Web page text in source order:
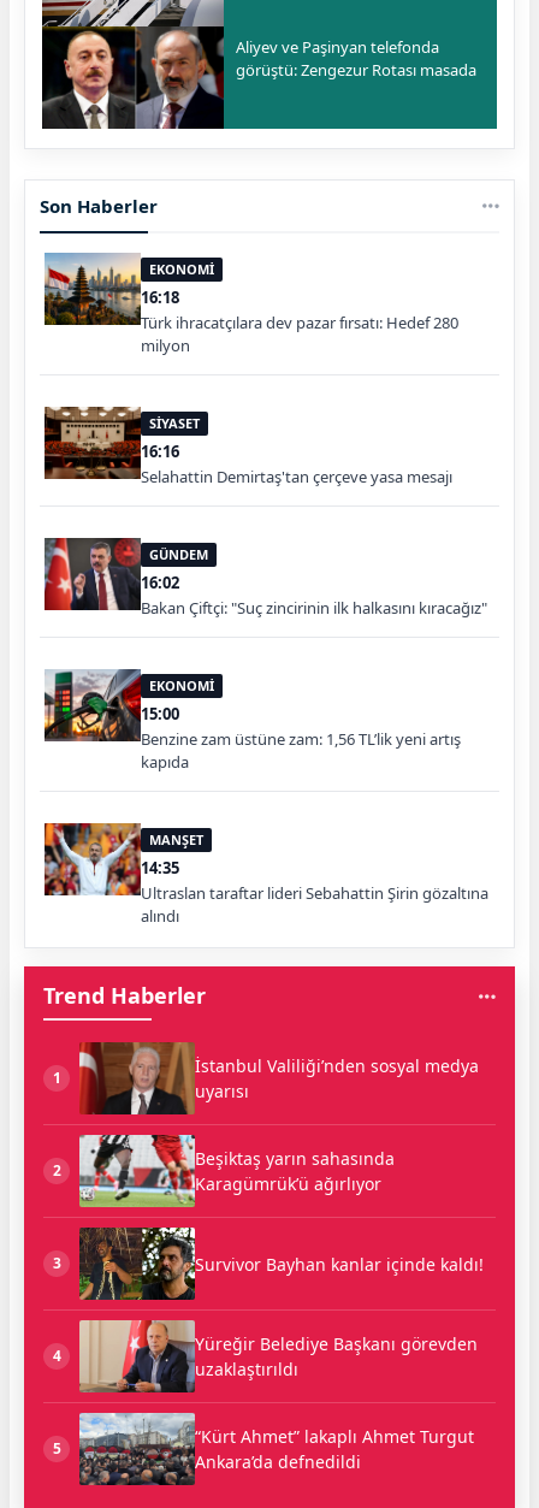
Aliyev ve Paşinyan telefonda
görüştü: Zengezur Rotası masada
Son Haberler
EKONOMİ
16:18
Türk ihracatçılara dev pazar fırsatı: Hedef 280
milyon
SİYASET
16:16
Selahattin Demirtaş'tan çerçeve yasa mesajı
GÜNDEM
16:02
Bakan Çiftçi: "Suç zincirinin ilk halkasını kıracağız"
EKONOMİ
15:00
Benzine zam üstüne zam: 1,56 TL’lik yeni artış
kapıda
MANŞET
14:35
Ultraslan taraftar lideri Sebahattin Şirin gözaltına
alındı
Trend Haberler
1
İstanbul Valiliği’nden sosyal medya
uyarısı
2
Beşiktaş yarın sahasında
Karagümrük’ü ağırlıyor
3 Survivor Bayhan kanlar içinde kaldı!
4
Yüreğir Belediye Başkanı görevden
uzaklaştırıldı
5
“Kürt Ahmet” lakaplı Ahmet Turgut
Ankara’da defnedildi